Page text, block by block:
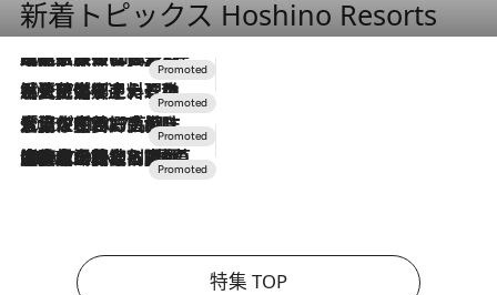
新着トピックス Hoshino Resorts
2026.7.31
【ホテル帰省】という選択肢をOMOが提案。家族とほどよい距離を保つには「昼は実家、夜は気兼ねなくホテルで！」
2026.7.24
【夏限定ディナーコース】旬を迎える稚鮎や花ズッキーニなどをイタリア・トスカーナの郷土料理の手法で満喫！
2026.7.17
「土佐和ハーブかき氷」がOMO7高知に登場！生姜、山椒、大葉など目にも舌にも涼を呼ぶ郷土の味
2026.7.10
NEW OPEN！【界 草津】名湯の地に誕生。趣の異なる2種の温泉と上州ならではの会席・蕎麦割烹など美食を味わう究極の癒やし旅
特集 TOP